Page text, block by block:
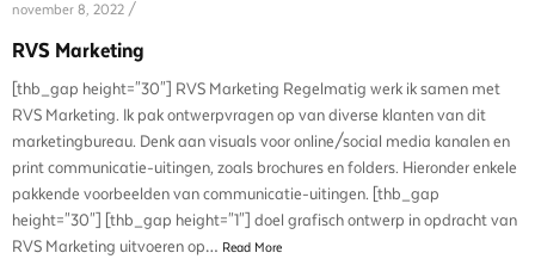
november 8, 2022 /
RVS Marketing
[thb_gap height="30"] RVS Marketing Regelmatig werk ik samen met
RVS Marketing. Ik pak ontwerpvragen op van diverse klanten van dit
marketingbureau. Denk aan visuals voor online/social media kanalen en
print communicatie-uitingen, zoals brochures en folders. Hieronder enkele
pakkende voorbeelden van communicatie-uitingen. [thb_gap
height="30"] [thb_gap height="1"] doel grafisch ontwerp in opdracht van
RVS Marketing uitvoeren op… Read More